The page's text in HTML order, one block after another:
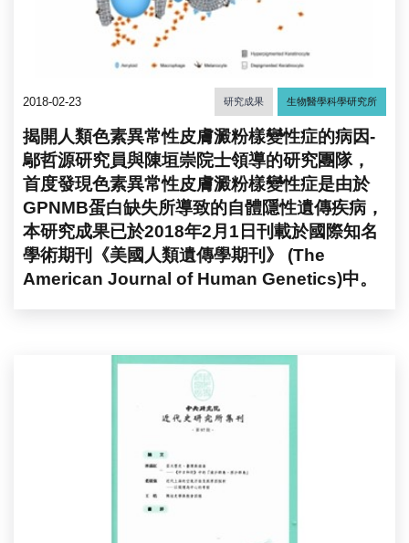
2018-02-23 研究成果 生物醫學科學研究所
揭開人類色素異常性皮膚澱粉樣變性症的病因-
鄔哲源研究員與陳垣崇院士領導的研究團隊，
首度發現色素異常性皮膚澱粉樣變性症是由於
GPNMB蛋白缺失所導致的自體隱性遺傳疾病，
本研究成果已於2018年2月1日刊載於國際知名
學術期刊《美國人類遺傳學期刊》 (The
American Journal of Human Genetics)中。